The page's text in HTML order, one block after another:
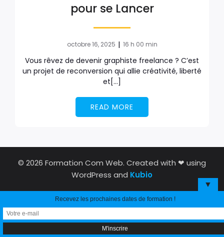
pour se Lancer
octobre 16, 2025 | 16 h 00 min
Vous rêvez de devenir graphiste freelance ? C’est
un projet de reconversion qui allie créativité, liberté
et[…]
READ MORE
© 2026 Formation Com Web. Created with ❤ using
WordPress and Kubio
▼
Recevez les prochaines dates de formation !